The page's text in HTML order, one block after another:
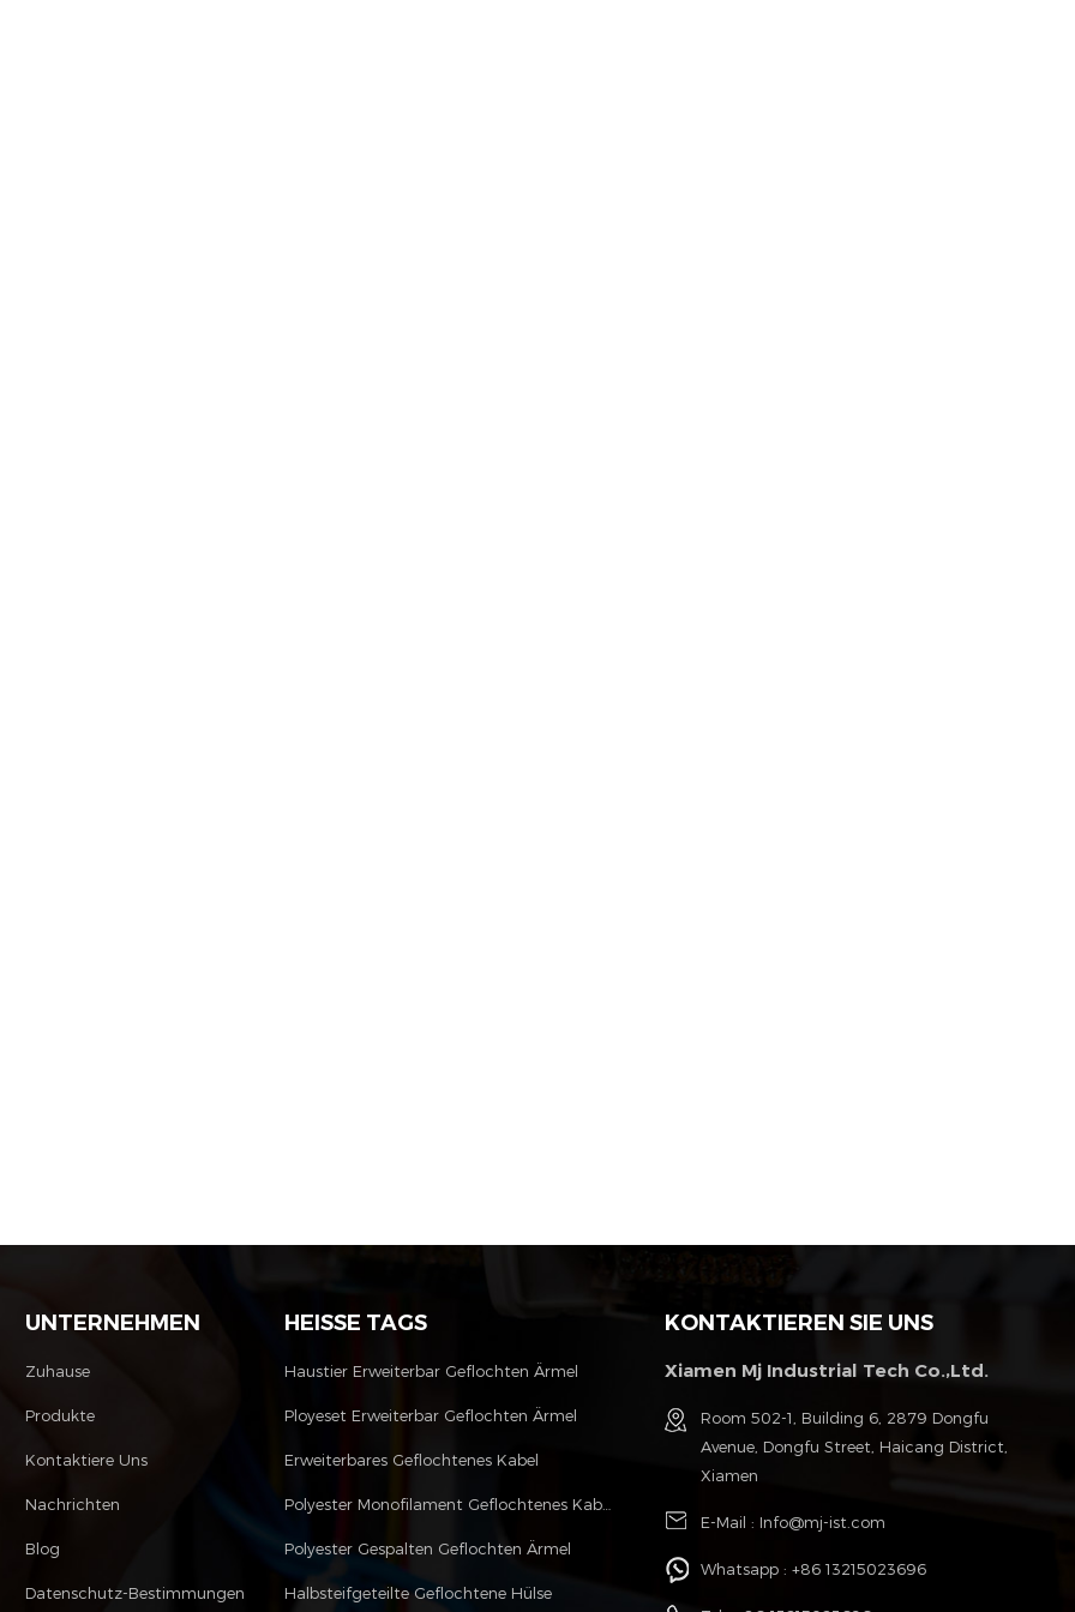
UNTERNEHMEN
Zuhause
Produkte
Kontaktiere Uns
Nachrichten
Blog
Datenschutz-Bestimmungen
HEISSE TAGS
Haustier Erweiterbar Geflochten Ärmel
Ployeset Erweiterbar Geflochten Ärmel
Erweiterbares Geflochtenes Kabel
Polyester Monofilament Geflochtenes Kabel Hülse
Polyester Gespalten Geflochten Ärmel
Halbsteifgeteilte Geflochtene Hülse
KONTAKTIEREN SIE UNS
Xiamen Mj Industrial Tech Co.,Ltd.
Room 502-1, Building 6, 2879 Dongfu
Avenue, Dongfu Street, Haicang District,
Xiamen
E-Mail : Info@mj-ist.com
Whatsapp :+86 13215023696